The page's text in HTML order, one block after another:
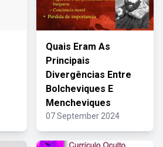
Quais Eram As
Principais
Divergências Entre
Bolcheviques E
Mencheviques
07 September 2024